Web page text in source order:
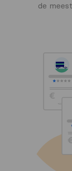
de